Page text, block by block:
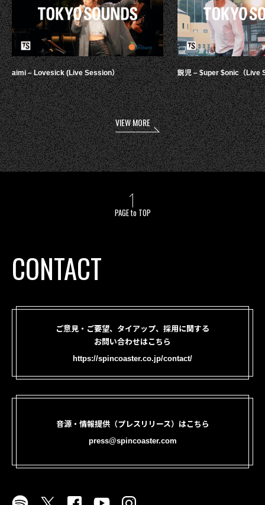
aimi – Lovesick (Live Session） 鋭児 – $uper $onic（Live
VIEW MORE
PAGE to TOP
CONTACT
ご意見・ご要望、タイアップ、採用に関する
お問い合わせはこちら
https://spincoaster.co.jp/contact/
音源・情報提供（プレスリリース）はこちら
press@spincoaster.com